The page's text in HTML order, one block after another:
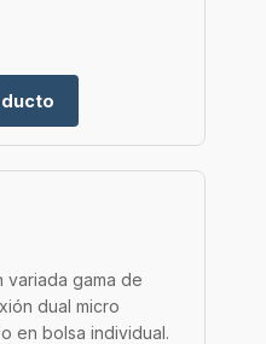
variada gama de
dual micro
en bolsa individual.